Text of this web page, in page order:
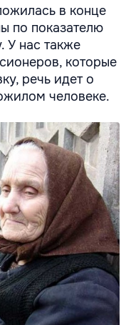
в конце
по показателю
У нас также
которые
речь идет о
человеке.